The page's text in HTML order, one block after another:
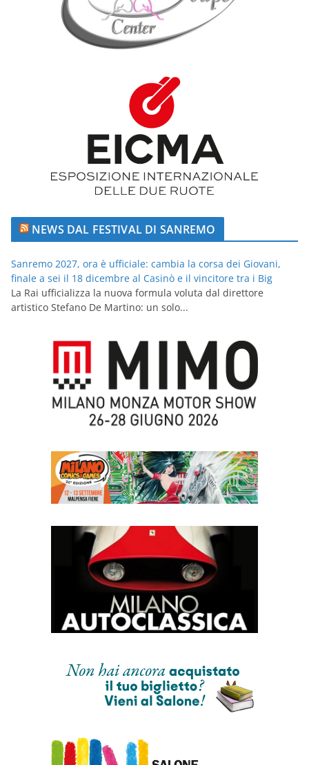
NEWS DAL FESTIVAL DI SANREMO
Sanremo 2027, ora è ufficiale: cambia la corsa dei Giovani,
finale a sei il 18 dicembre al Casinò e il vincitore tra i Big
La Rai ufficializza la nuova formula voluta dal direttore
artistico Stefano De Martino: un solo...